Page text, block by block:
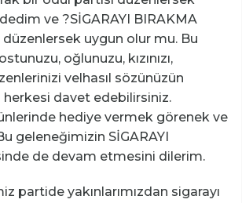
ve ?SİGARAYI BIRAKMA
düzenlersek uygun olur mu. Bu
oğlunuzu, kızınızı,
velhasıl sözünüzün
herkesi davet edebilirsiniz.
hediye vermek görenek ve
geleneğimizin SİGARAYI
de devam etmesini dilerim.
partide yakınlarımızdan sigarayı